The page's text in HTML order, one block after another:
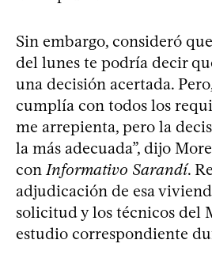
Sin embargo, consideró
del lunes te podría decir
una decisión acertada.
cumplía con todos los
me arrepienta, pero la
la más adecuada”, dijo
con Informativo Sarandí.
adjudicación de esa
solicitud y los técnicos del
estudio correspondiente